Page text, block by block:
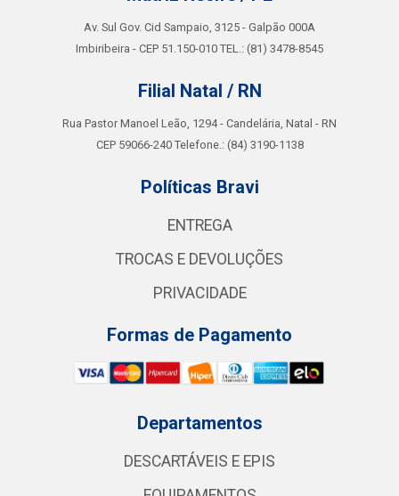
Av. Sul Gov. Cid Sampaio, 3125 - Galpão 000A
Imbiribeira - CEP 51.150-010 TEL.: (81) 3478-8545
Filial Natal / RN
Rua Pastor Manoel Leão, 1294 - Candelária, Natal - RN
CEP 59066-240 Telefone.: (84) 3190-1138
Políticas Bravi
ENTREGA
TROCAS E DEVOLUÇÕES
PRIVACIDADE
Formas de Pagamento
Departamentos
DESCARTÁVEIS E EPIS